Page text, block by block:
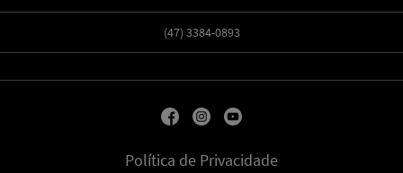
(47) 3384-0893
Política de Privacidade